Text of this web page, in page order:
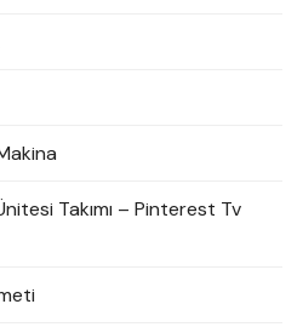
Takımı – Pinterest Tv